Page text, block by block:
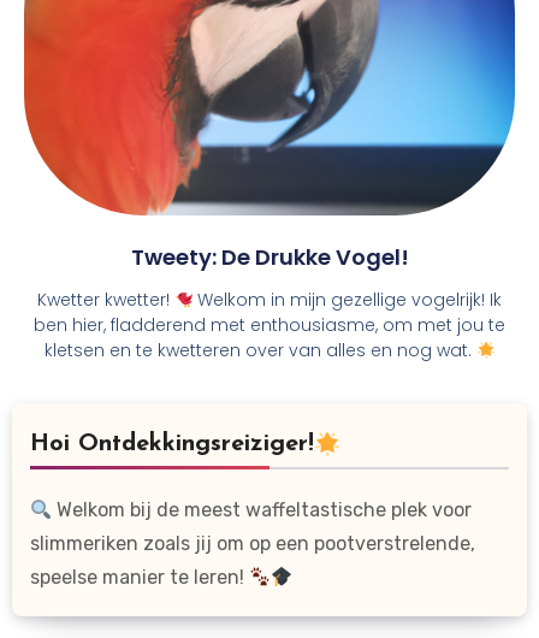
Tweety: De Drukke Vogel!
Kwetter kwetter!
Welkom in mijn gezellige vogelrijk! Ik
ben hier, fladderend met enthousiasme, om met jou te
kletsen en te kwetteren over van alles en nog wat.
Hoi Ontdekkingsreiziger!
Welkom bij de meest waffeltastische plek voor
slimmeriken zoals jij om op een pootverstrelende,
speelse manier te leren!